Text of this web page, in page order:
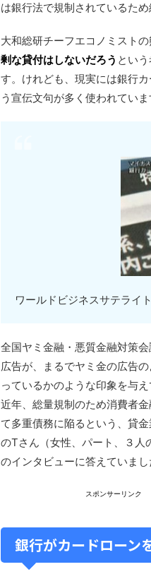
は銀行法で規制されているため
大和総研チーフエコノミストの
剰な貸付はしないだろう とい
す。けれども、現実には銀行
う宣伝文句が多く使われていま
ワールドビジネスサテライ
全国ヤミ金融・悪質金融対策
広告が、まるでヤミ金の広告
っているかのような印象を与え
近年、総量規制のため消費者
て多重債務に陥るという、貸
のTさん（女性、パート、３人
のインタビューに答えていまし
スポンサーリンク
銀行がカードローン